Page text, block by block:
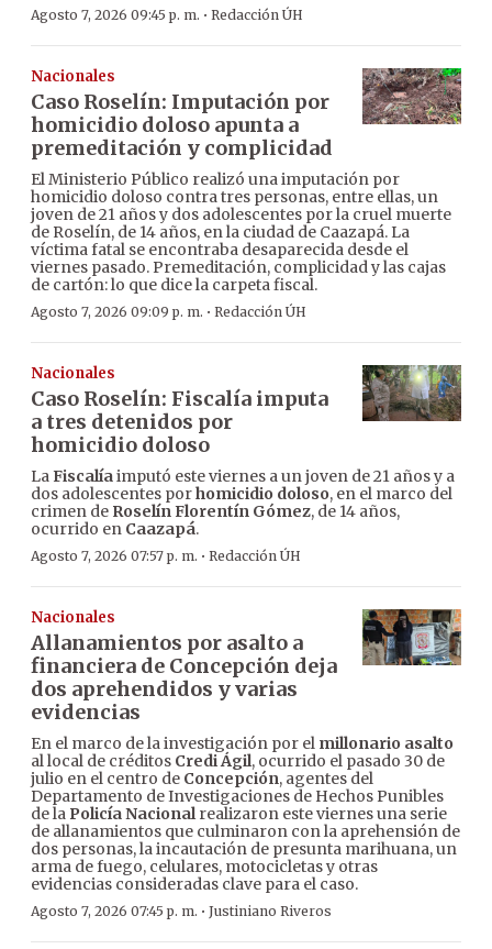
Agosto 7, 2026 09:45 p. m. · Redacción ÚH
Nacionales
Caso Roselín: Imputación por
homicidio doloso apunta a
premeditación y complicidad
El Ministerio Público realizó una imputación por
homicidio doloso contra tres personas, entre ellas, un
joven de 21 años y dos adolescentes por la cruel muerte
de Roselín, de 14 años, en la ciudad de Caazapá. La
víctima fatal se encontraba desaparecida desde el
viernes pasado. Premeditación, complicidad y las cajas
de cartón: lo que dice la carpeta fiscal.
Agosto 7, 2026 09:09 p. m. · Redacción ÚH
Nacionales
Caso Roselín: Fiscalía imputa
a tres detenidos por
homicidio doloso
LaFiscalíaimputó este viernes a un joven de 21 años y a
dos adolescentes porhomicidio doloso, en el marco del
crimen de Roselín Florentín Gómez, de 14 años,
ocurrido en Caazapá.
Agosto 7, 2026 07:57 p. m. · Redacción ÚH
Nacionales
Allanamientos por asalto a
financiera de Concepción deja
dos aprehendidos y varias
evidencias
En el marco de la investigación por el millonario asalto
al local de créditos Credi Ágil, ocurrido el pasado 30 de
julio en el centro de Concepción, agentes del
Departamento de Investigaciones de Hechos Punibles
de la Policía Nacionalrealizaron este viernes una serie
de allanamientos que culminaron con la aprehensión de
dos personas, la incautación de presunta marihuana, un
arma de fuego, celulares, motocicletas y otras
evidencias consideradas clave para el caso.
Agosto 7, 2026 07:45 p. m. · Justiniano Riveros